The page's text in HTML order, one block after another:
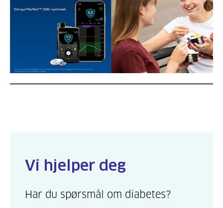
Vi hjelper deg
Har du spørsmål om diabetes?